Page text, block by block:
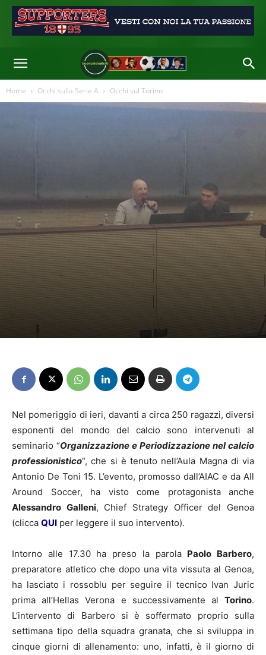
Home Occhi sulla Serie A Occhi sul Torino
Il preparatore atletico del Torino ha raccontato la settimana tipo della
squadra granata (foto Buoncalcioatutti)
Nel pomeriggio di ieri, davanti a circa 250 ragazzi, diversi
esponenti del mondo del calcio sono intervenuti al
seminario “Organizzazione e Periodizzazione nel calcio
professionistico“, che si è tenuto nell’Aula Magna di via
Antonio De Toni 15. L’evento, promosso dall’AIAC e da All
Around Soccer, ha visto come protagonista anche
Alessandro Galleni, Chief Strategy Officer del Genoa
(clicca QUI per leggere il suo intervento).
Intorno alle 17.30 ha preso la parola Paolo Barbero,
preparatore atletico che dopo una vita vissuta al Genoa,
ha lasciato i rossoblu per seguire il tecnico Ivan Juric
prima all’Hellas Verona e successivamente al Torino.
L’intervento di Barbero si è soffermato proprio sulla
settimana tipo della squadra granata, che si sviluppa in
cinque giorni di allenamento: uno, infatti, è il giorno di